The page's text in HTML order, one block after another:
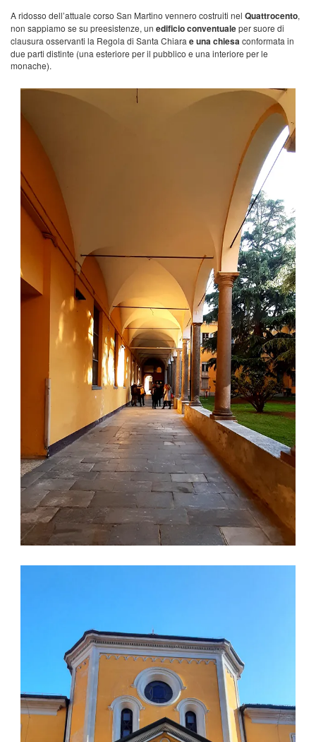
A ridosso dell’attuale corso San Martino vennero costruiti nel Quattrocento,
non sappiamo se su preesistenze, un edificio conventualeper suore di
clausura osservanti la Regola di Santa Chiara e una chiesaconformata in
due parti distinte (una esteriore per il pubblico e una interiore per le
monache).